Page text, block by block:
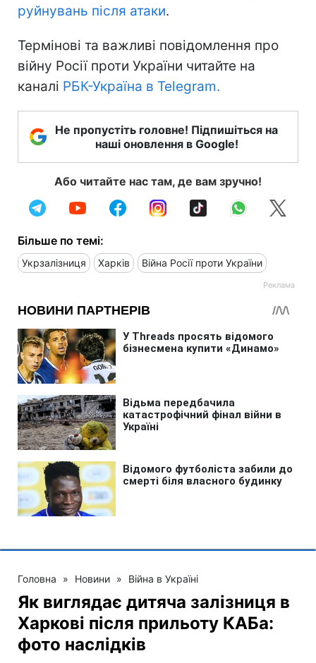
руйнувань після атаки.
Термінові та важливі повідомлення про
війну Росії проти України читайте на
каналі РБК-Україна в Telegram.
Не пропустіть головне! Підпишіться на
наші оновлення в Google!
Або читайте нас там, де вам зручно!
Більше по темі:
Укрзалізниця Харків Війна Росії проти України
Головна » Новини » Війна в Україні
Як виглядає дитяча залізниця в
Харкові після прильоту КАБа:
фото наслідків